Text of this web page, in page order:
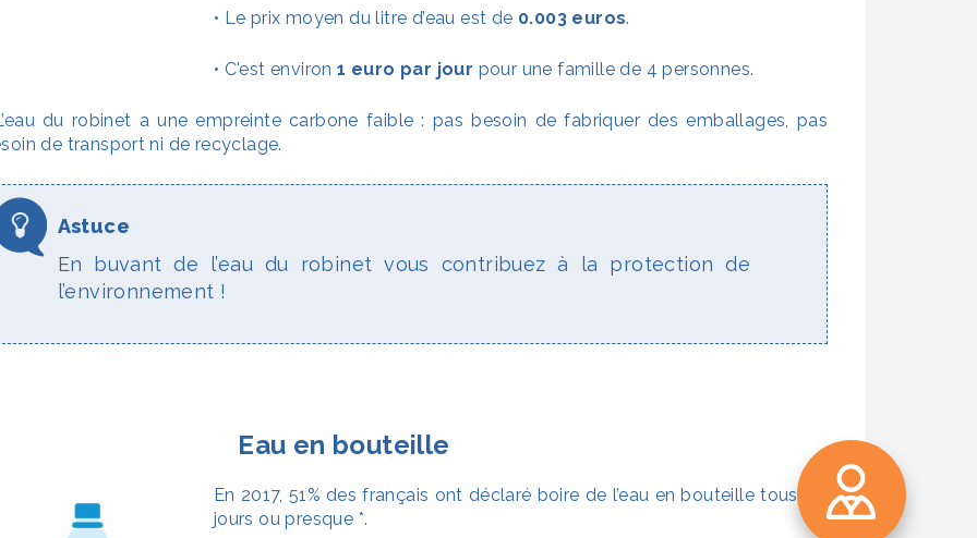
• Le prix moyen du litre d’eau est de 0.003 euros.
• C'est environ1 euro par jour pour une famille de 4 personnes.
du robinet a une empreinte carbone faible : pas besoin de fabriquer des emballages, pas
de transport ni de recyclage.
En buvant de l’eau du robinet vous contribuez à la protection de
l’environnement !
en bouteille
En 2017, 51% des français ont déclaré boire de l’eau en bouteille tous les
jours ou presque *.